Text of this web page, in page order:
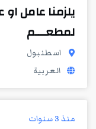
يلزمنا عامل
لمطعـــم
اسطنبول
العربية
منذ 3 سنوات